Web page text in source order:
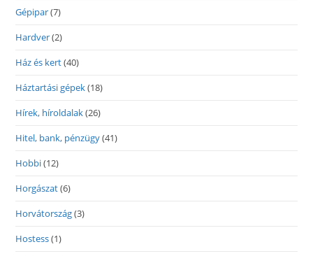
Gépipar(7)
Hardver(2)
Ház és kert(40)
Háztartási gépek(18)
Hírek, híroldalak(26)
Hitel, bank, pénzügy(41)
Hobbi(12)
Horgászat(6)
Horvátország(3)
Hostess(1)